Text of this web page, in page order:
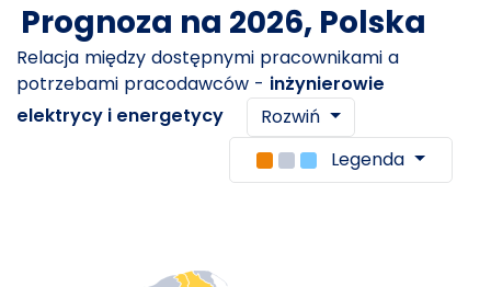
Prognoza na 2026, Polska
Relacja między dostępnymi pracownikami a
potrzebami pracodawców - inżynierowie
elektrycy i energetycy
Rozwiń
Legenda